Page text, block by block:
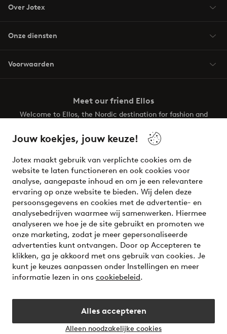
Jouw koekjes, jouw keuze!
Jotex maakt gebruik van verplichte cookies om de
website te laten functioneren en ook cookies voor
analyse, aangepaste inhoud en om je een relevantere
ervaring op onze website te bieden. Wij delen deze
persoonsgegevens en cookies met de advertentie- en
analysebedrijven waarmee wij samenwerken. Hiermee
analyseren we hoe je de site gebruikt en promoten we
onze marketing, zodat je meer gepersonaliseerde
advertenties kunt ontvangen. Door op Accepteren te
klikken, ga je akkoord met ons gebruik van cookies. Je
kunt je keuzes aanpassen onder Instellingen en meer
informatie lezen in ons cookiebeleid.
Alles accepteren
Alleen noodzakelijke cookies
Over Jotex
Onze diensten
Voorwaarden
Meet our friend Ellos
Welcome to Ellos, the Nordic destination for fashion and
your wardrobe. Your next inspiring look is here!
Veilig betalen - Nu betalen of opsplitsen
Wil je meer weten over onze betaalopties?